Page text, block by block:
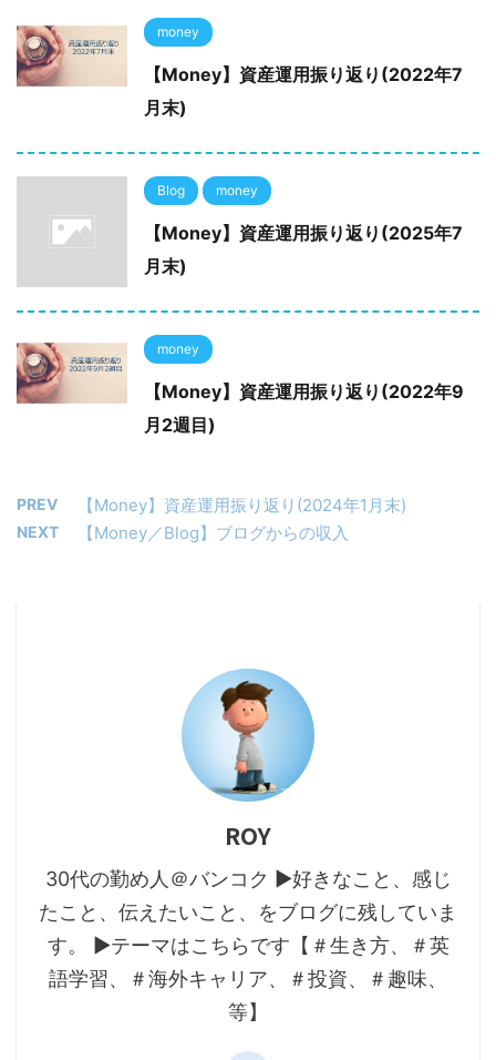
money
【Money】資産運用振り返り(2022年7
月末)
Blog money
【Money】資産運用振り返り(2025年7
月末)
money
【Money】資産運用振り返り(2022年9
月2週目)
PREV 【Money】資産運用振り返り(2024年1月末)
NEXT 【Money／Blog】ブログからの収入
ROY
30代の勤め人＠バンコク ▶好きなこと、感じ
たこと、伝えたいこと、をブログに残していま
す。 ▶テーマはこちらです【＃生き方、＃英
語学習、＃海外キャリア、＃投資、＃趣味、
等】